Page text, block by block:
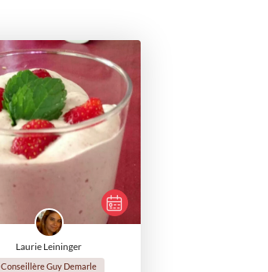
Laurie Leininger
Conseillère Guy Demarle